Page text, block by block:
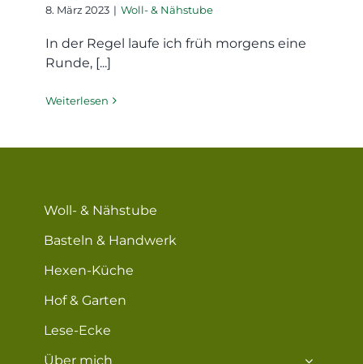
8. März 2023 | Woll- & Nähstube
In der Regel laufe ich früh morgens eine
Runde, [...]
Weiterlesen
Woll- & Nähstube
Basteln & Handwerk
Hexen-Küche
Hof & Garten
Lese-Ecke
Über mich